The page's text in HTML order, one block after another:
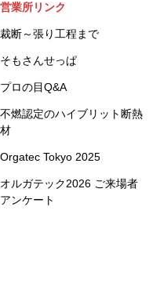
営業所リンク
裁断～張り工程まで
そもさんせっぱ
プロの目Q&A
不燃認定のハイブリット断熱
材
Orgatec Tokyo 2025
オルガテック2026 ご来場者
アンケート